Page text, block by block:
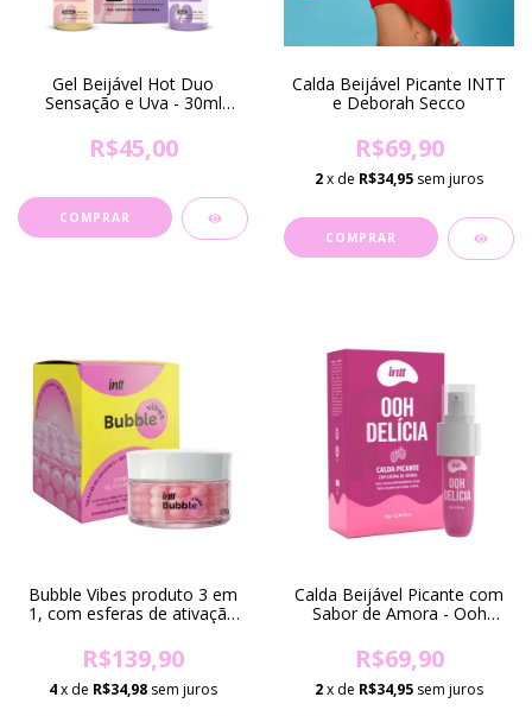
Gel Beijável Hot Duo
Sensação e Uva - 30ml
FORTALEZA-CE)
R$45,00
Calda Beijável Picante INTT
e Deborah Secco
R$69,90
2x de R$34,95 sem juros
Bubble Vibes produto 3 em
1, com esferas de ativação
(DISPONÍVEL NAS LOJAS DE
RECIFE-PE)
R$139,90
4x de R$34,98 sem juros
Calda Beijável Picante com
Sabor de Amora - Ooh
R$69,90
2x de R$34,95 sem juros